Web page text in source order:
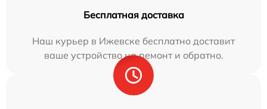
Бесплатная доставка
Наш курьер в Ижевске бесплатно доставит
ваше устройство на ремонт и обратно.